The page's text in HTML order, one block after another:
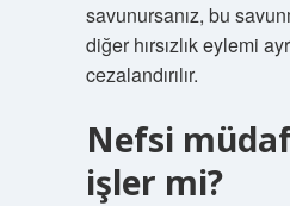
savunursanız, bu
diğer hırsızlık eylemi
cezalandırılır.
Nefsi
işler mi?